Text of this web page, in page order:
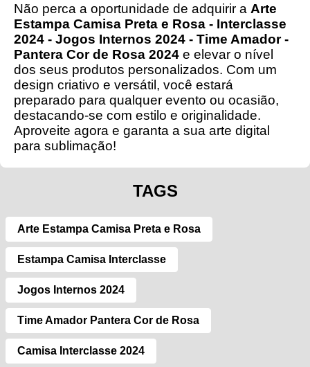
Não perca a oportunidade de adquirir a Arte
Estampa Camisa Preta e Rosa - Interclasse
2024 - Jogos Internos 2024 - Time Amador -
Pantera Cor de Rosa 2024 e elevar o nível
dos seus produtos personalizados. Com um
design criativo e versátil, você estará
preparado para qualquer evento ou ocasião,
destacando-se com estilo e originalidade.
Aproveite agora e garanta a sua arte digital
para sublimação!
TAGS
Arte Estampa Camisa Preta e Rosa
Estampa Camisa Interclasse
Jogos Internos 2024
Time Amador Pantera Cor de Rosa
Camisa Interclasse 2024